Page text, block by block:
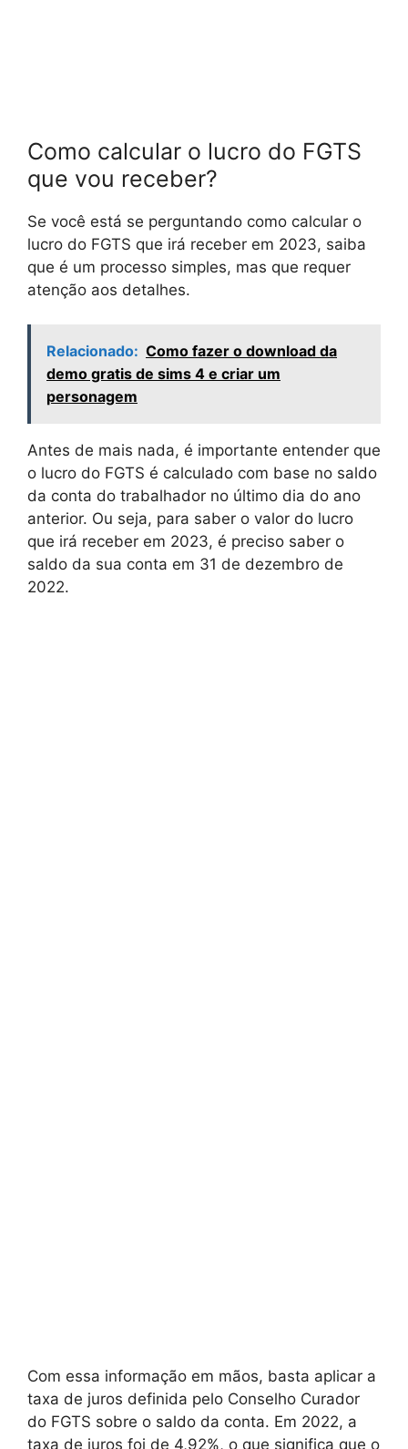
Como calcular o lucro do FGTS
que vou receber?
Se você está se perguntando como calcular o
lucro do FGTS que irá receber em 2023, saiba
que é um processo simples, mas que requer
atenção aos detalhes.
Relacionado: Como fazer o download da
demo gratis de sims 4 e criar um
personagem
Antes de mais nada, é importante entender que
o lucro do FGTS é calculado com base no saldo
da conta do trabalhador no último dia do ano
anterior. Ou seja, para saber o valor do lucro
que irá receber em 2023, é preciso saber o
saldo da sua conta em 31 de dezembro de
2022.
Com essa informação em mãos, basta aplicar a
taxa de juros definida pelo Conselho Curador
do FGTS sobre o saldo da conta. Em 2022, a
taxa de juros foi de 4,92%, o que significa que o